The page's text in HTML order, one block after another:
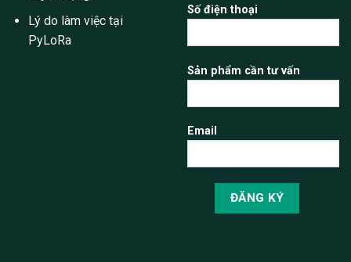
Lý do làm việc tại
PyLoRa
Số điện thoại
Sản phẩm cần tư vấn
Email